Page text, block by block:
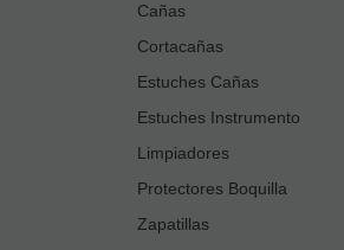
Cañas
Cortacañas
Estuches Cañas
Estuches Instrumento
Limpiadores
Protectores Boquilla
Zapatillas